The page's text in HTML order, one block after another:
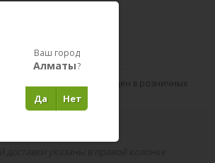
Поделиться
могут отличаться от цен в розничных
Ваш город
Алматы?
Нет
Да